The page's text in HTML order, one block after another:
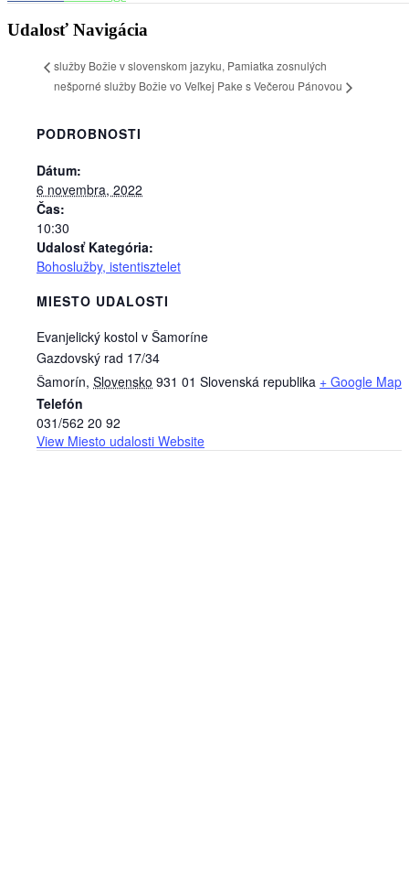
Udalosť Navigácia
služby Božie v slovenskom jazyku, Pamiatka zosnulých
nešporné služby Božie vo Veľkej Pake s Večerou Pánovou
PODROBNOSTI
Dátum:
6 novembra, 2022
Čas:
10:30
Udalosť Kategória:
Bohoslužby, istentisztelet
MIESTO UDALOSTI
Evanjelický kostol v Šamoríne
Gazdovský rad 17/34
Šamorín, Slovensko 931 01 Slovenská republika + Google Map
Telefón
031/562 20 92
View Miesto udalosti Website